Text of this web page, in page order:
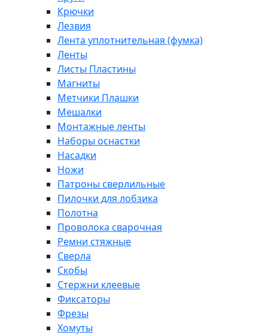
Крючки
Лезвия
Лента уплотнительная (фумка)
Ленты
Листы Пластины
Магниты
Метчики Плашки
Мешалки
Монтажные ленты
Наборы оснастки
Насадки
Ножи
Патроны сверлильные
Пилочки для лобзика
Полотна
Проволока сварочная
Ремни стяжные
Сверла
Скобы
Стержни клеевые
Фиксаторы
Фрезы
Хомуты